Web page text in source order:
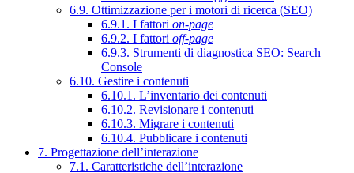
6.9. Ottimizzazione per i motori di ricerca (SEO)
6.9.1. I fattori on-page
6.9.2. I fattori off-page
6.9.3. Strumenti di diagnostica SEO: Search
Console
6.10. Gestire i contenuti
6.10.1. L’inventario dei contenuti
6.10.2. Revisionare i contenuti
6.10.3. Migrare i contenuti
6.10.4. Pubblicare i contenuti
7. Progettazione dell’interazione
7.1. Caratteristiche dell’interazione